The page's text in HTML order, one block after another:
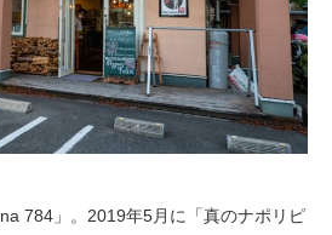
784」。2019年5月に「真のナポリピ